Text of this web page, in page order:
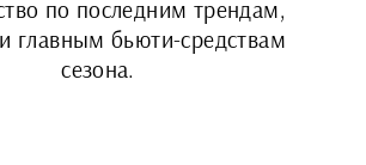
по последним трендам,
главным бьюти-средствам
сезона.